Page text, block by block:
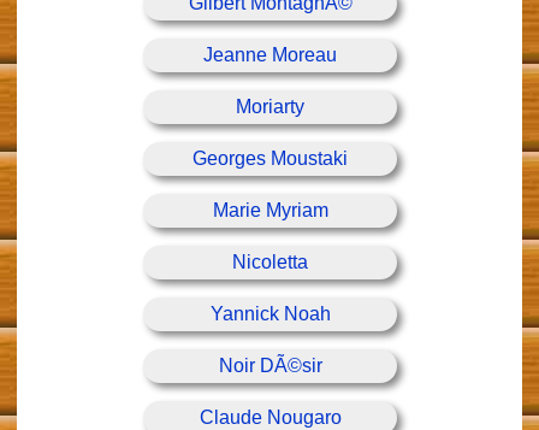
Jeanne Moreau
Moriarty
Georges Moustaki
Marie Myriam
Nicoletta
Yannick Noah
Noir DÃ©sir
Claude Nougaro